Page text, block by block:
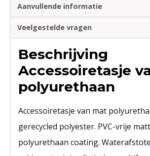
Aanvullende informatie
Veelgestelde vragen
Beschrijving
Accessoiretasje
polyurethaan
Accessoiretasje van mat
gerecycled polyester. PVC-vrije
polyurethaan coating.